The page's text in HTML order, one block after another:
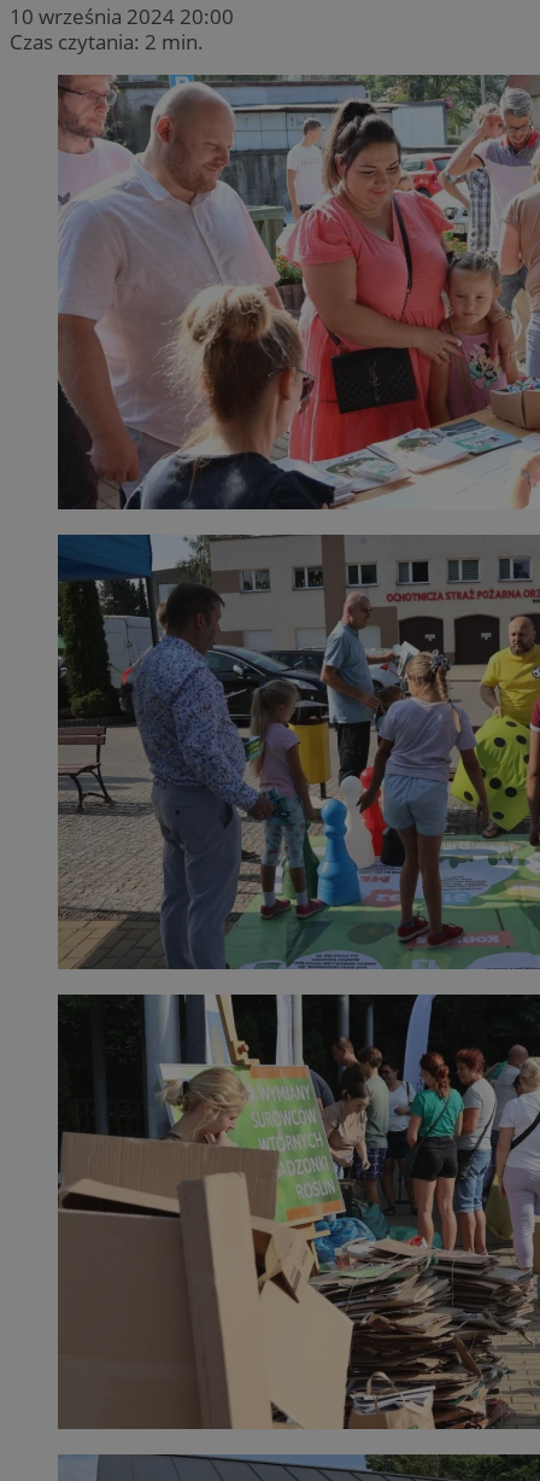
10 września 2024 20:00
Czas czytania: 2 min.